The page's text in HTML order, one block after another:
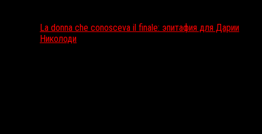
La donna che conosceva il finale: эпитафия для Дарии
Николоди